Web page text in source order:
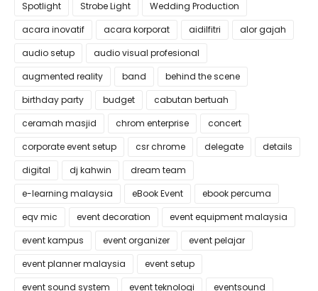
Spotlight
Strobe Light
Wedding Production
acara inovatif
acara korporat aidilfitri
alor gajah
audio setup
audio visual profesional
augmented reality
band
behind the scene
birthday party
budget
cabutan bertuah
ceramah masjid
chrom enterprise
concert
corporate event setup
csr chrome delegate
details
digital
dj kahwin
dream team
e-learning malaysia
eBook Event
ebook percuma
eqv mic
event decoration
event equipment malaysia
event kampus
event organizer
event pelajar
event planner malaysia
event setup
event sound system
event teknologi eventsound